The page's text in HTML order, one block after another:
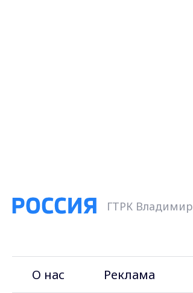
ГТРК Владимир
О нас Реклама